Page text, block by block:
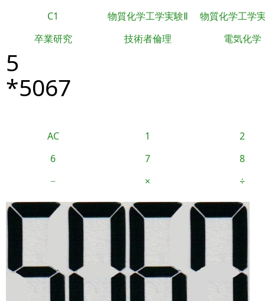
C1 物質化学工学実験Ⅱ
物質化学工学
卒業研究
技術者倫理 電気化学
5
*5067
AC 1
2
6
7
8
−
× ÷